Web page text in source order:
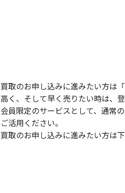
買取のお申し込みに進みたい方は
高く、そして早く売りたい時は、
会員限定のサービスとして、通常
ご活用ください。
買取のお申し込みに進みたい方は